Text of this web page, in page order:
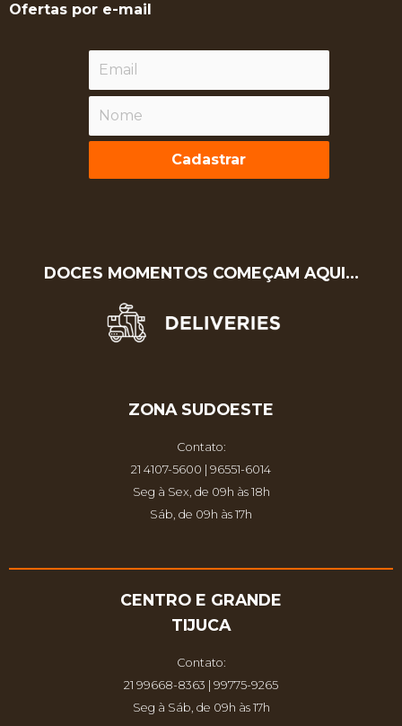
Ofertas por e-mail
Cadastrar
DOCES MOMENTOS COMEÇAM AQUI…
ZONA SUDOESTE
Contato:
21 4107-5600 | 96551-6014
Seg à Sex, de 09h às 18h
Sáb, de 09h às 17h
CENTRO E GRANDE
TIJUCA
Contato:
21 99668-8363 | 99775-9265
Seg à Sáb, de 09h às 17h